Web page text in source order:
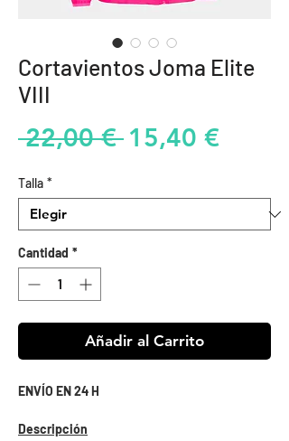
Cortavientos Joma Elite
VIII
22,00 € Precio
15,40 €Precio
oferta
Talla *
Cantidad *
Añadir al Carrito
ENVÍO EN 24 H
Descripción